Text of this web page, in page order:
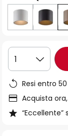
1
Resi entro
Acquista
“Eccellente”